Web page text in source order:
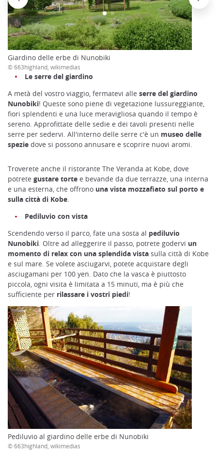
Giardino delle erbe di Nunobiki
© 663highland, wikimedias
Le serre del giardino
A metà del vostro viaggio, fermatevi alle serre del giardino
Nunobiki! Queste sono piene di vegetazione lussureggiante,
fiori splendenti e una luce meravigliosa quando il tempo è
sereno. Approfittate delle sedie e dei tavoli presenti nelle
serre per sedervi. All'interno delle serre c'è un museo delle
spezie dove si possono annusare e scoprire nuovi aromi.
Troverete anche il ristorante The Veranda at Kobe, dove
potrete gustare torte e bevande da due terrazze, una interna
e una esterna, che offrono una vista mozzafiato sul porto e
sulla città di Kobe.
Pediluvio con vista
Scendendo verso il parco, fate una sosta al pediluvio
Nunobiki. Oltre ad alleggerire il passo, potrete godervi un
momento di relax con una splendida vista sulla città di Kobe
e sul mare. Se volete asciugarvi, potete acquistare degli
asciugamani per 100 yen. Dato che la vasca è piuttosto
piccola, ogni visita è limitata a 15 minuti, ma è più che
sufficiente per rilassare i vostri piedi!
Pediluvio al giardino delle erbe di Nunobiki
© 663highland, wikimedias